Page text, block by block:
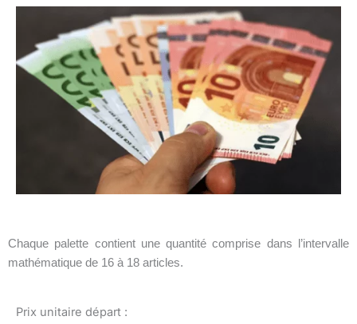
Chaque palette contient une quantité comprise dans l’intervalle
mathématique de 16 à 18 articles.
Prix unitaire départ :